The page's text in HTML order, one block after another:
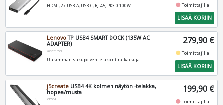
HDMI, 2x USB-A, USB-C, RJ-45, PD3.0 100W fiber_manual_recordToimittajilla
LISÄÄ KORIIN
LenovoTP USB4 SMART DOCK (135W AC
ADAPTER)
40BC0135EU
Uusimman sukupolven telakointiratkaisuja
279,90 €
fiber_manual_recordToimittajilla
LISÄÄ KORIIN
j5create USB4 4K kolmen näytön -telakka,
hopea/musta
JCD554
199,90 €
fiber_manual_recordToimittajilla